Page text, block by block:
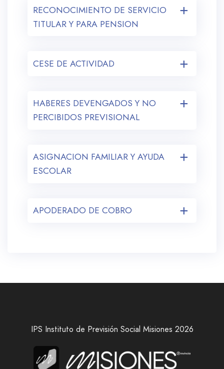
RECONOCIMIENTO DE SERVICIO
TITULAR Y PARA PENSION
CESE DE ACTIVIDAD
HABERES DEVENGADOS Y NO
PERCIBIDOS PREVISIONAL
ASIGNACION FAMILIAR Y AYUDA
ESCOLAR
APODERADO DE COBRO
IPS Instituto de Previsión Social Misiones 2026